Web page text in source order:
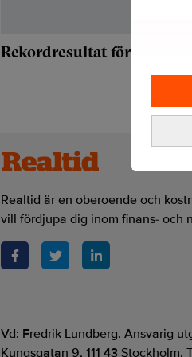
Rekordresultat för Ingager
Realtid är en oberoende och
vill fördjupa dig inom finans- och
Vd: Fredrik Lundberg. Ansvarig
Kungsgatan 9, 111 43 Stockholm.